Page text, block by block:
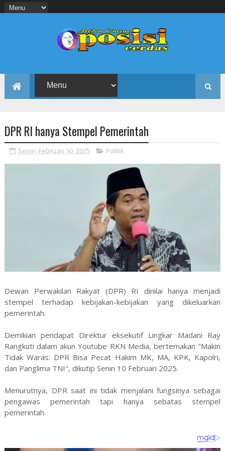
DPR RI hanya Stempel Pemerintah
Senin, Februari 10, 2025 Politik
Dewan Perwakilan Rakyat (DPR) RI dinilai hanya menjadi
stempel terhadap kebijakan-kebijakan yang dikeluarkan
pemerintah.
Demikian pendapat Direktur eksekutif Lingkar Madani Ray
Rangkuti dalam akun Youtube RKN Media, bertemakan "Makin
Tidak Waras: DPR Bisa Pecat Hakim MK, MA, KPK, Kapolri,
dan Panglima TNI", dikutip Senin 10 Februari 2025.
Menurutnya, DPR saat ini tidak menjalani fungsinya sebagai
pengawas pemerintah tapi hanya sebatas stempel
pemerintah.